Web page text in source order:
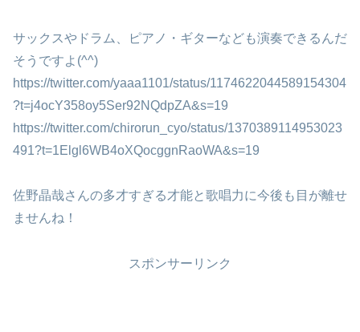
サックスやドラム、ピアノ・ギターなども演奏できるんだ
そうですよ(^^)
https://twitter.com/yaaa1101/status/1174622044589154304
?t=j4ocY358oy5Ser92NQdpZA&s=19
https://twitter.com/chirorun_cyo/status/1370389114953023
491?t=1Elgl6WB4oXQocggnRaoWA&s=19
佐野晶哉さんの多才すぎる才能と歌唱力に今後も目が離せ
ませんね！
スポンサーリンク